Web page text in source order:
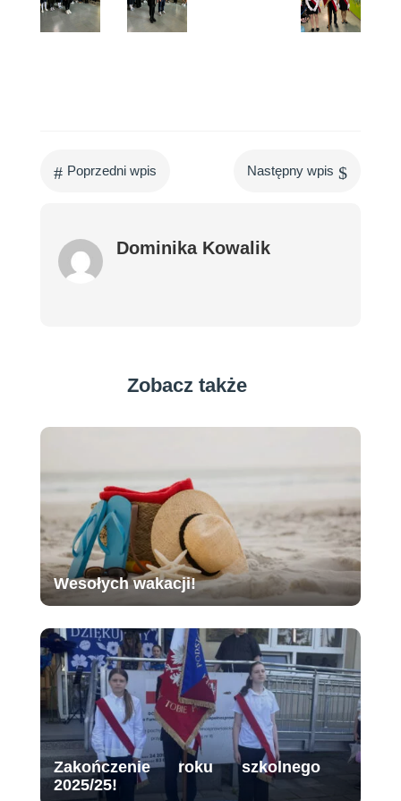
# Poprzedni wpis Następny wpis $
Dominika Kowalik
Zobacz także
Wesołych wakacji!
Zakończenie roku szkolnego
2025/25!